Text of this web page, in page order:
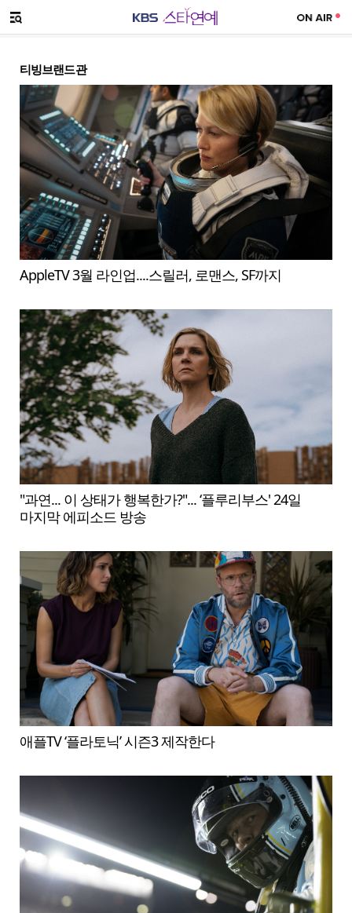
메뉴 열기
티빙브랜드관
AppleTV 3월 라인업....스릴러, 로맨스, SF까지
"과연... 이 상태가 행복한가?"... ‘플루리부스' 24일
마지막 에피소드 방송
애플TV ‘플라토닉’ 시즌3 제작한다